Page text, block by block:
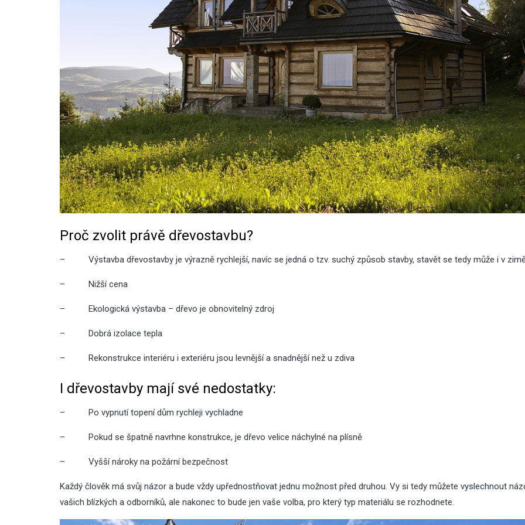
Proč zvolit právě dřevostavbu?
– Výstavba dřevostavby je výrazně rychlejší, navíc se jedná o tzv. suchý způsob stavby, stavět se tedy může i v
– Nižší cena
– Ekologická výstavba – dřevo je obnovitelný zdroj
– Dobrá izolace tepla
– Rekonstrukce interiéru i exteriéru jsou levnější a snadnější než u zdiva
I dřevostavby mají své nedostatky:
– Po vypnutí topení dům rychleji vychladne
– Pokud se špatně navrhne konstrukce, je dřevo velice náchylné na plísně
– Vyšší nároky na požární bezpečnost
Každý člověk má svůj názor a bude vždy upřednostňovat jednu možnost před druhou. Vy si tedy můžete vyslechnout
vašich blízkých a odborníků, ale nakonec to bude jen vaše volba, pro který typ materiálu se rozhodnete.